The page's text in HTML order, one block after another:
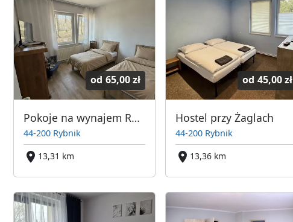
od 65,00 zł
Pokoje na wynajem Rybnik Rudzka
44-200 Rybnik
13,31 km
od 45,00 zł
Hostel przy Żaglach
44-200 Rybnik
13,36 km